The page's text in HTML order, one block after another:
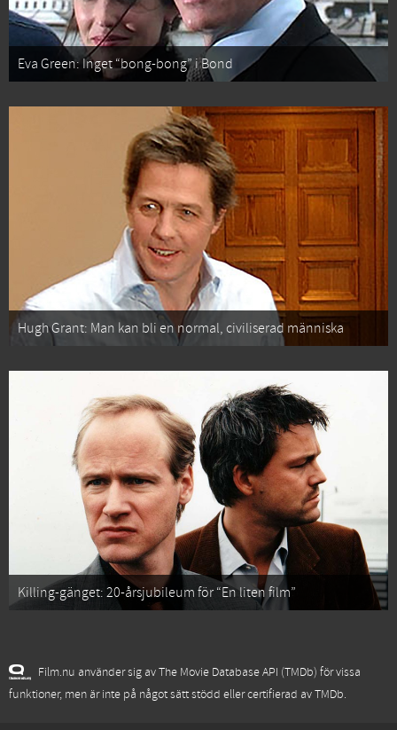
Eva Green: Inget “bong-bong” i Bond
Hugh Grant: Man kan bli en normal, civiliserad människa
Killing-gänget: 20-årsjubileum för “En liten film”
Film.nu använder sig av The Movie Database API (TMDb) för vissa
funktioner, men är inte på något sätt stödd eller certifierad av TMDb.